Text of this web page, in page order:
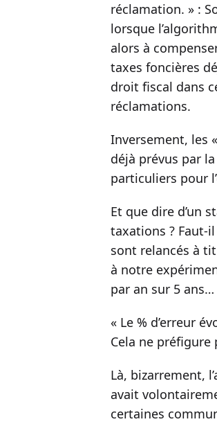
réclamation. » :
lorsque
alors à
taxes foncières
droit fiscal dans
réclamations.
Inversement, les
déjà prévus par
particuliers pour
Et que dire d’un
taxations ? Faut-
sont relancés à
à notre
par an sur 5 ans…
« Le % d’erreur
Cela ne préfigure
Là, bizarrement,
avait
certaines